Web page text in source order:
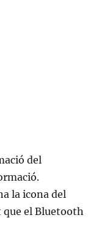
del
la icona del
que el Bluetooth